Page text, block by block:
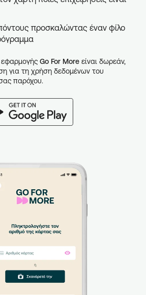
προσκαλώντας έναν φίλο
Go For More είναι δωρεάν,
για τη χρήση δεδομένων του
παρόχου.